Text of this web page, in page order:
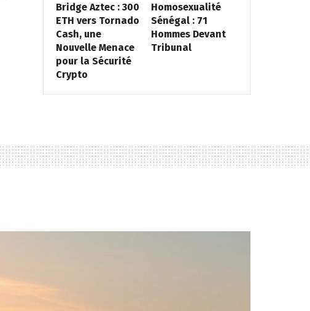
Bridge Aztec : 300
ETH vers Tornado
Cash, une
Nouvelle Menace
pour la Sécurité
Crypto
Homosexualité
Sénégal : 71
Hommes Devant
Tribunal